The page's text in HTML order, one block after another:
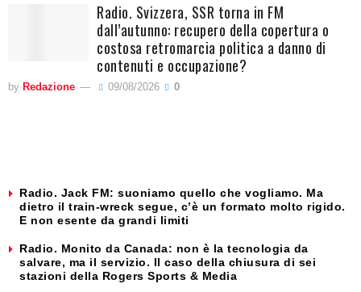
Radio. Svizzera, SSR torna in FM
dall’autunno: recupero della copertura o
costosa retromarcia politica a danno di
contenuti e occupazione?
by Redazione 09/08/2026 0
Radio. Jack FM: suoniamo quello che vogliamo. Ma
dietro il train-wreck segue, c’è un formato molto rigido.
E non esente da grandi limiti
Radio. Monito da Canada: non è la tecnologia da
salvare, ma il servizio. Il caso della chiusura di sei
stazioni della Rogers Sports & Media